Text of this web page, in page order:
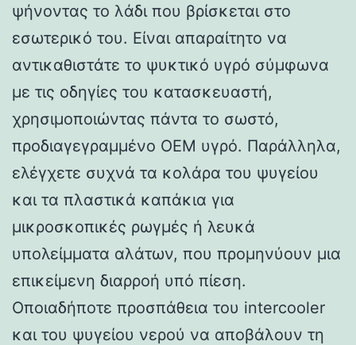
ψήνοντας το λάδι που βρίσκεται στο
εσωτερικό του. Είναι απαραίτητο να
αντικαθιστάτε το ψυκτικό υγρό σύμφωνα
με τις οδηγίες του κατασκευαστή,
χρησιμοποιώντας πάντα το σωστό,
προδιαγεγραμμένο OEM υγρό. Παράλληλα,
ελέγχετε συχνά τα κολάρα του ψυγείου
και τα πλαστικά καπάκια για
μικροσκοπικές ρωγμές ή λευκά
υπολείμματα αλάτων, που προμηνύουν μια
επικείμενη διαρροή υπό πίεση.
Οποιαδήποτε προσπάθεια του intercooler
και του ψυγείου νερού να αποβάλουν τη